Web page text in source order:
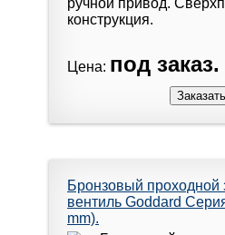
конструкция.
Цена: под заказ.
Бронзовый проходной
вентиль Goddard
mm).